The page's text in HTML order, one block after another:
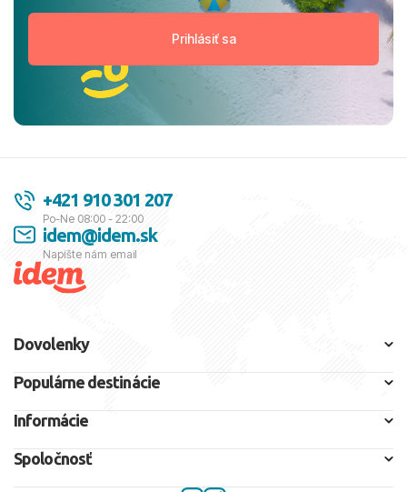
+421 910 301 207
Po-Ne 08:00 - 22:00
idem@idem.sk
Napíšte nám email
Dovolenky
Populárne destinácie
Informácie
Spoločnosť